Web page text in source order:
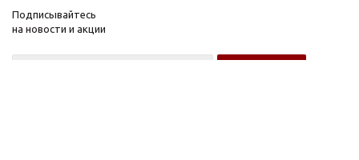
Подписывайтесь
на новости и акции